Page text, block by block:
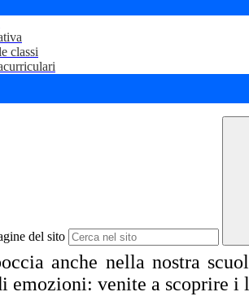
classi
del sito
anche nella nostra
emozioni: venite a scoprire i